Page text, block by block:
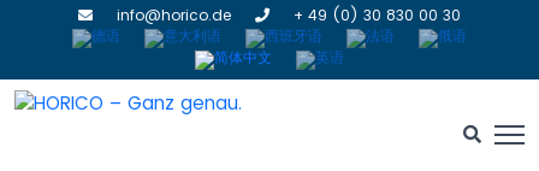
info@horico.de + 49 (0) 30 830 00 30